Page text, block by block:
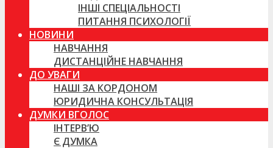
ІНШІ СПЕЦІАЛЬНОСТІ
ПИТАННЯ ПСИХОЛОГІЇ
НОВИНИ
НАВЧАННЯ
ДИСТАНЦІЙНЕ НАВЧАННЯ
ДО УВАГИ
НАШІ ЗА КОРДОНОМ
ЮРИДИЧНА КОНСУЛЬТАЦІЯ
ДУМКИ ВГОЛОС
ІНТЕРВ’Ю
Є ДУМКА